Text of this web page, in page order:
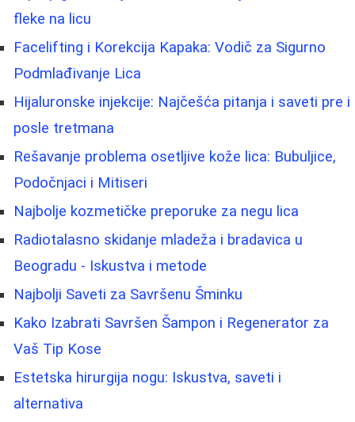
fleke na licu
Facelifting i Korekcija Kapaka: Vodič za Sigurno
Podmlađivanje Lica
Hijaluronske injekcije: Najčešća pitanja i saveti pre i
posle tretmana
Rešavanje problema osetljive kože lica: Bubuljice,
Podočnjaci i Mitiseri
Najbolje kozmetičke preporuke za negu lica
Radiotalasno skidanje mladeža i bradavica u
Beogradu - Iskustva i metode
Najbolji Saveti za Savršenu Šminku
Kako Izabrati Savršen Šampon i Regenerator za
Vaš Tip Kose
Estetska hirurgija nogu: Iskustva, saveti i
alternativa